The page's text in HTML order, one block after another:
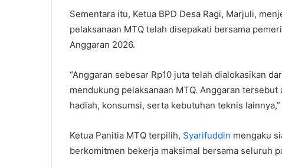
Sementara itu, Ketua BPD Desa Ragi, Marjuli,
pelaksanaan MTQ telah disepakati bersama
Anggaran 2026.
“Anggaran sebesar Rp10 juta telah dialokasikan
mendukung pelaksanaan MTQ. Anggaran
hadiah, konsumsi, serta kebutuhan teknis
Ketua Panitia MTQ terpilih, Syarifuddin mengaku
berkomitmen bekerja maksimal bersama seluruh